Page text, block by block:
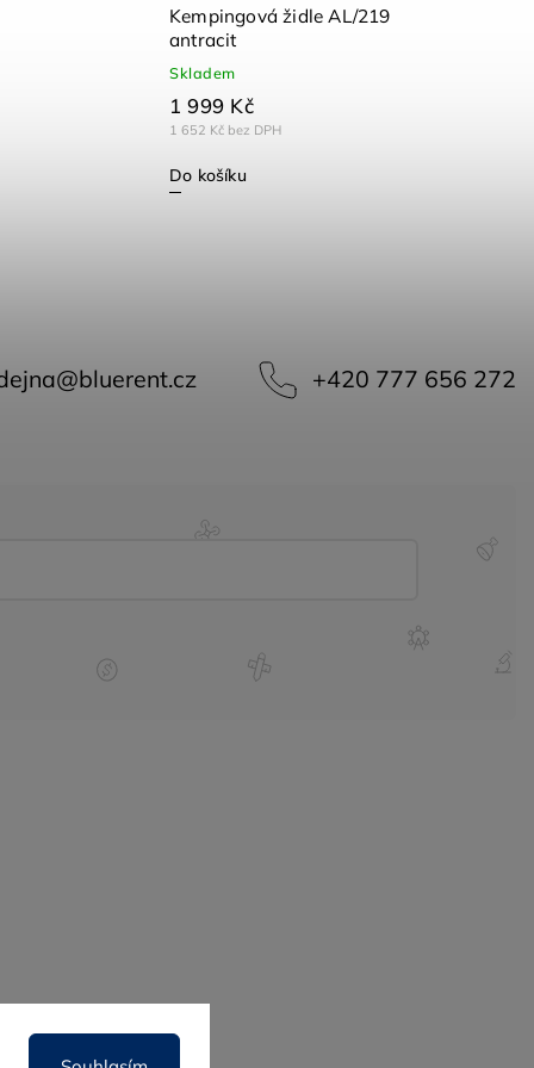
Kempingová židle AL/219
antracit
Skladem
1 652 Kč bez DPH
1 999 Kč
Do košíku
@bluerent.cz +420 777 656 272